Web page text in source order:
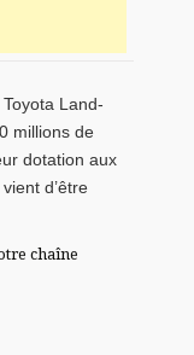
Land-
millions de
dotation aux
d’être
chaîne